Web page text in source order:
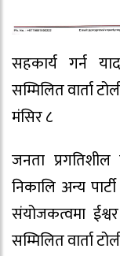
सहकार्य गर्न
सम्मिलित वार्ता
मंसिर ८
जनता
निकालि अन्य
संयोजकत्वमा
सम्मिलित वार्ता